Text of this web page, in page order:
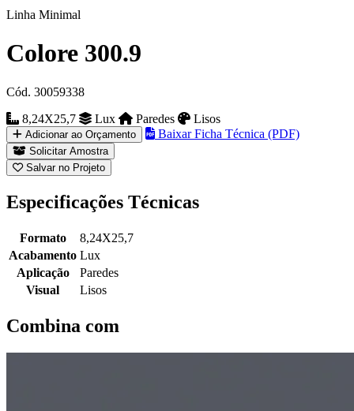
Linha Minimal
Colore 300.9
Cód. 30059338
8,24X25,7
Lux Paredes Lisos
Adicionar ao Orçamento Baixar Ficha Técnica (PDF)
Solicitar Amostra
Salvar no Projeto
Especificações Técnicas
Formato
8,24X25,7
Acabamento Lux
Aplicação
Paredes
Visual
Lisos
Combina com